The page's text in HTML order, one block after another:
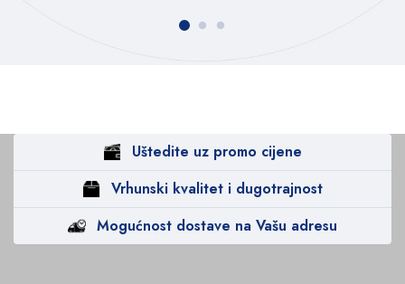
Uštedite uz promo cijene
Vrhunski kvalitet i dugotrajnost
Mogućnost dostave na Vašu adresu